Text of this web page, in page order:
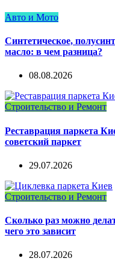
Авто и Мото
Синтетическое,
масло: в чем разница?
08.08.2026
Строительство и Ремонт
Реставрация паркета
советский паркет
29.07.2026
Строительство и Ремонт
Сколько раз можно
чего это зависит
28.07.2026